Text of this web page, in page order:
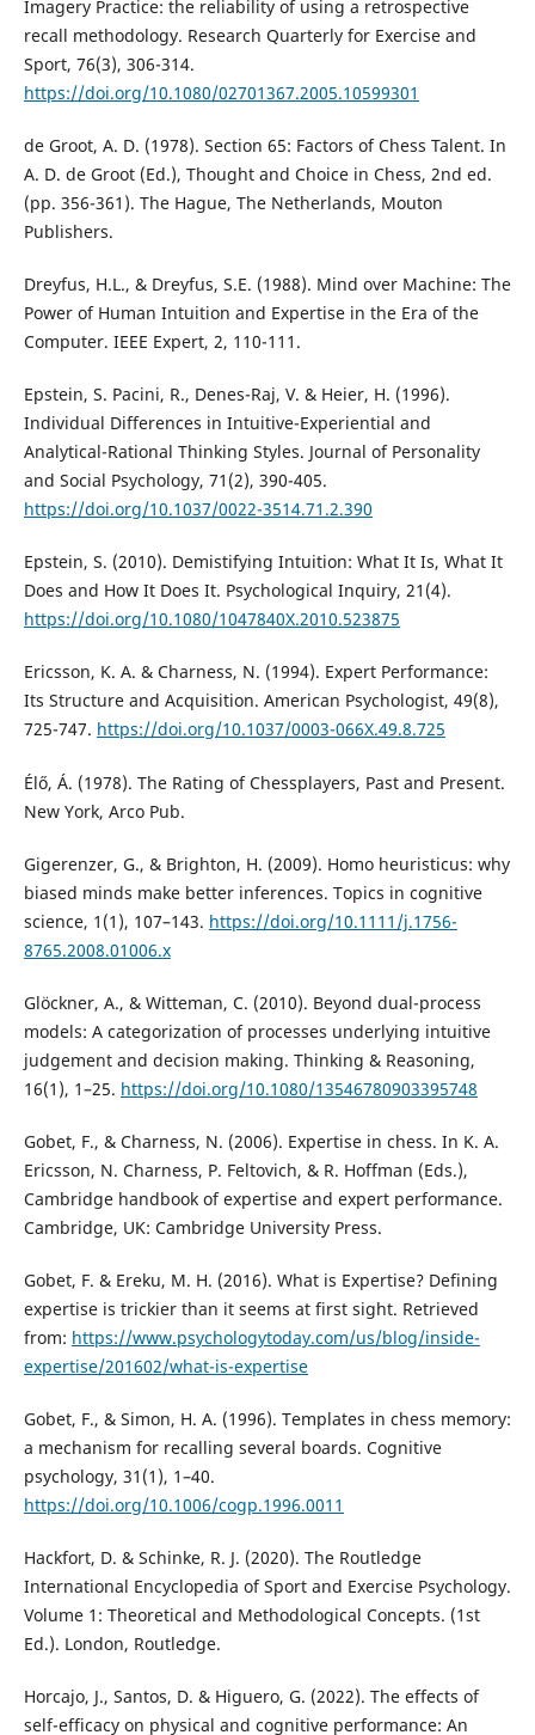
Imagery Practice: the reliability of using a retrospective
recall methodology. Research Quarterly for Exercise and
Sport, 76(3), 306-314.
https://doi.org/10.1080/02701367.2005.10599301
de Groot, A. D. (1978). Section 65: Factors of Chess Talent. In
A. D. de Groot (Ed.), Thought and Choice in Chess, 2nd ed.
(pp. 356-361). The Hague, The Netherlands, Mouton
Publishers.
Dreyfus, H.L., & Dreyfus, S.E. (1988). Mind over Machine: The
Power of Human Intuition and Expertise in the Era of the
Computer. IEEE Expert, 2, 110-111.
Epstein, S. Pacini, R., Denes-Raj, V. & Heier, H. (1996).
Individual Differences in Intuitive-Experiential and
Analytical-Rational Thinking Styles. Journal of Personality
and Social Psychology, 71(2), 390-405.
https://doi.org/10.1037/0022-3514.71.2.390
Epstein, S. (2010). Demistifying Intuition: What It Is, What It
Does and How It Does It. Psychological Inquiry, 21(4).
https://doi.org/10.1080/1047840X.2010.523875
Ericsson, K. A. & Charness, N. (1994). Expert Performance:
Its Structure and Acquisition. American Psychologist, 49(8),
725-747. https://doi.org/10.1037/0003-066X.49.8.725
Élő, Á. (1978). The Rating of Chessplayers, Past and Present.
New York, Arco Pub.
Gigerenzer, G., & Brighton, H. (2009). Homo heuristicus: why
biased minds make better inferences. Topics in cognitive
science, 1(1), 107–143. https://doi.org/10.1111/j.1756-
8765.2008.01006.x
Glöckner, A., & Witteman, C. (2010). Beyond dual-process
models: A categorization of processes underlying intuitive
judgement and decision making. Thinking & Reasoning,
16(1), 1–25. https://doi.org/10.1080/13546780903395748
Gobet, F., & Charness, N. (2006). Expertise in chess. In K. A.
Ericsson, N. Charness, P. Feltovich, & R. Hoffman (Eds.),
Cambridge handbook of expertise and expert performance.
Cambridge, UK: Cambridge University Press.
Gobet, F. & Ereku, M. H. (2016). What is Expertise? Defining
expertise is trickier than it seems at first sight. Retrieved
from: https://www.psychologytoday.com/us/blog/inside-
expertise/201602/what-is-expertise
Gobet, F., & Simon, H. A. (1996). Templates in chess memory:
a mechanism for recalling several boards. Cognitive
psychology, 31(1), 1–40.
https://doi.org/10.1006/cogp.1996.0011
Hackfort, D. & Schinke, R. J. (2020). The Routledge
International Encyclopedia of Sport and Exercise Psychology.
Volume 1: Theoretical and Methodological Concepts. (1st
Ed.). London, Routledge.
Horcajo, J., Santos, D. & Higuero, G. (2022). The effects of
self-efficacy on physical and cognitive performance: An